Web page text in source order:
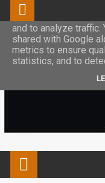
This site uses
and to analyze traffic.
shared with Google
metrics to ensure
statistics, and to